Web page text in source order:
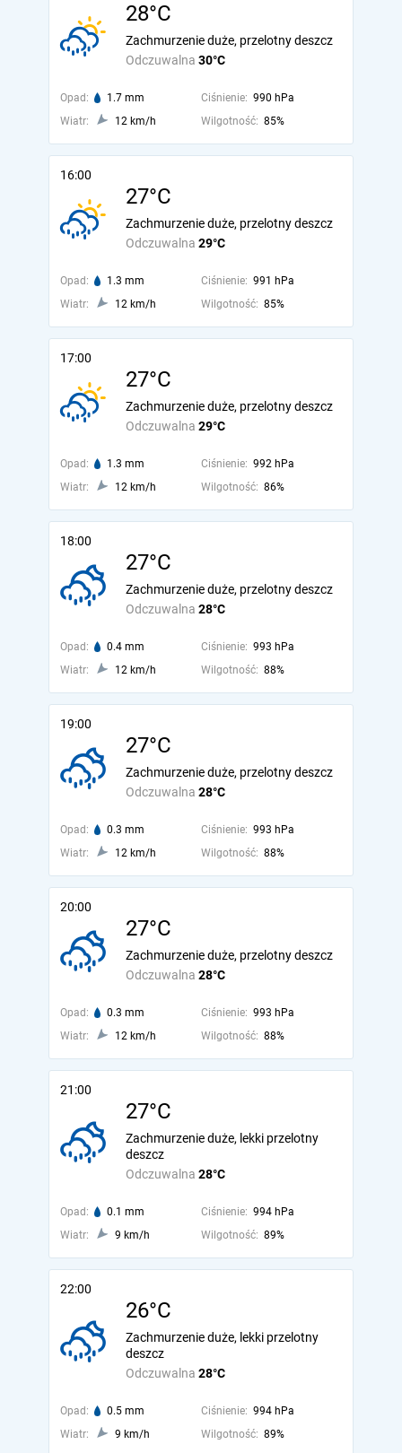
28°C
Odczuwalna 30°C
Zachmurzenie duże, przelotny deszcz
Opad: 1.7 mm Ciśnienie: 990 hPa
Wiatr:
12 km/h Wilgotność: 85%
16:00
27°C
Odczuwalna 29°C
Zachmurzenie duże, przelotny deszcz
Opad: 1.3 mm Ciśnienie: 991 hPa
Wiatr:
12 km/h Wilgotność: 85%
17:00
27°C
Odczuwalna 29°C
Zachmurzenie duże, przelotny deszcz
Opad: 1.3 mm Ciśnienie: 992 hPa
Wiatr:
12 km/h Wilgotność: 86%
18:00
27°C
Odczuwalna 28°C
Zachmurzenie duże, przelotny deszcz
Opad: 0.4 mm Ciśnienie: 993 hPa
Wiatr:
12 km/h Wilgotność: 88%
19:00
27°C
Odczuwalna 28°C
Zachmurzenie duże, przelotny deszcz
Opad: 0.3 mm Ciśnienie: 993 hPa
Wiatr:
12 km/h Wilgotność: 88%
20:00
27°C
Odczuwalna 28°C
Zachmurzenie duże, przelotny deszcz
Opad: 0.3 mm Ciśnienie: 993 hPa
Wiatr:
12 km/h Wilgotność: 88%
21:00
27°C
Odczuwalna 28°C
Zachmurzenie duże, lekki przelotny
deszcz
Opad: 0.1 mm Ciśnienie: 994 hPa
Wiatr:
9 km/h Wilgotność: 89%
22:00
26°C
Odczuwalna 28°C
Zachmurzenie duże, lekki przelotny
deszcz
Opad: 0.5 mm Ciśnienie: 994 hPa
Wiatr:
9 km/h Wilgotność: 89%